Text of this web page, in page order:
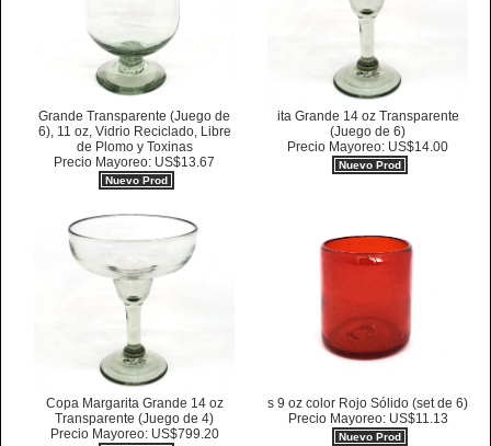
Grande Transparente (Juego de
6), 11 oz, Vidrio Reciclado, Libre
de Plomo y Toxinas
Precio Mayoreo: US$13.67
Nuevo Prod
ita Grande 14 oz Transparente
(Juego de 6)
Precio Mayoreo: US$14.00
Nuevo Prod
Copa Margarita Grande 14 oz
Transparente (Juego de 4)
Precio Mayoreo: US$799.20
s 9 oz color Rojo Sólido (set de 6)
Precio Mayoreo: US$11.13
Nuevo Prod